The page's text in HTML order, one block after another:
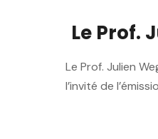
Le Prof.
Le Prof. Julien
l’invité de